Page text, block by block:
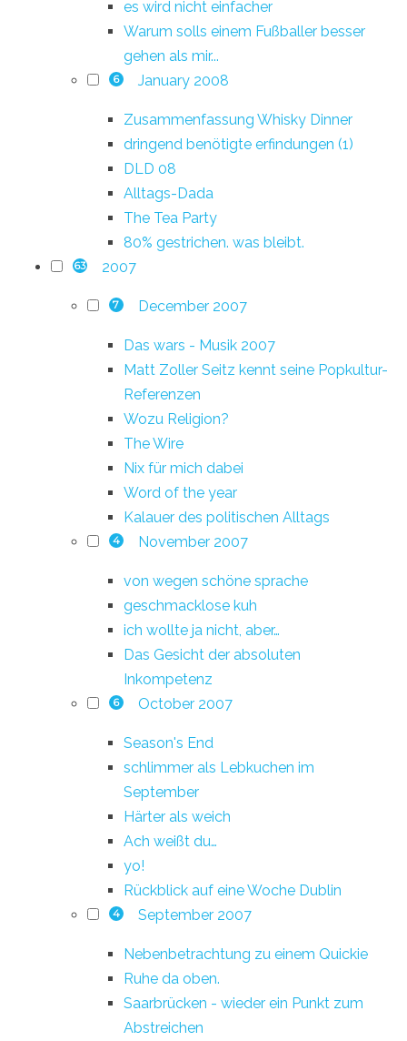
es wird nicht einfacher
Warum solls einem Fußballer besser
gehen als mir...
6 January 2008
Zusammenfassung Whisky Dinner
dringend benötigte erfindungen (1)
DLD 08
Alltags-Dada
The Tea Party
80% gestrichen. was bleibt.
63 2007
7 December 2007
Das wars - Musik 2007
Matt Zoller Seitz kennt seine Popkultur-
Referenzen
Wozu Religion?
The Wire
Nix für mich dabei
Word of the year
Kalauer des politischen Alltags
4 November 2007
von wegen schöne sprache
geschmacklose kuh
ich wollte ja nicht, aber…
Das Gesicht der absoluten
Inkompetenz
6 October 2007
Season's End
schlimmer als Lebkuchen im
September
Härter als weich
Ach weißt du…
yo!
Rückblick auf eine Woche Dublin
4 September 2007
Nebenbetrachtung zu einem Quickie
Ruhe da oben.
Saarbrücken - wieder ein Punkt zum
Abstreichen